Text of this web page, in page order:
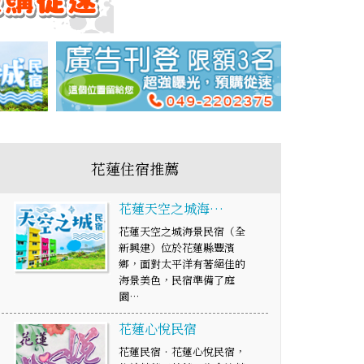
花蓮住宿推薦
花蓮天空之城海…
花蓮天空之城海景民宿（全
新興建）位於花蓮縣豐濱
鄉，面對太平洋有著絕佳的
海景美色，民宿準備了庭
園…
花蓮心悅民宿
花蓮民宿‧花蓮心悅民宿，